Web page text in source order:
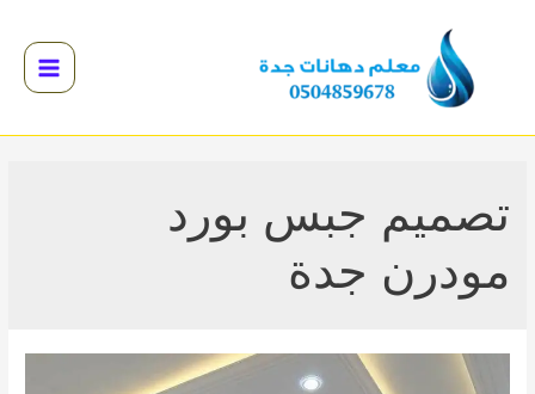
Main
تصميم جبس بورد
مودرن جدة
القائمة
القائمة